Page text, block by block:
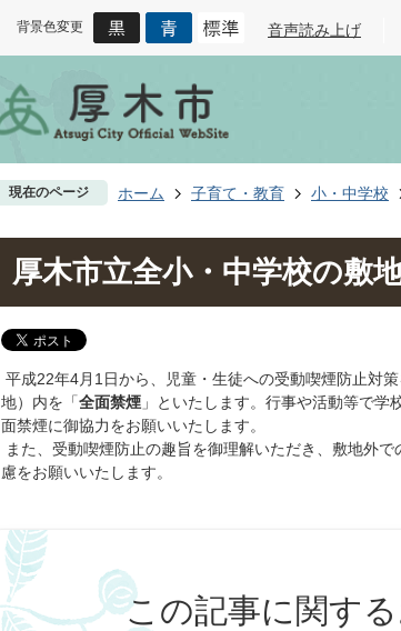
背景色変更 音声読み上げ
現在のページ ホーム 子育て・教育 小・中学校
厚木市立全小・中学校の敷
平成22年4月1日から、児童・生徒への受動喫煙防止対
地）内を「全面禁煙 」といたします。行事や活動等で
面禁煙に御協力をお願いいたします。
また、受動喫煙防止の趣旨を御理解いただき、敷地外
慮をお願いいたします。
この記事に関す